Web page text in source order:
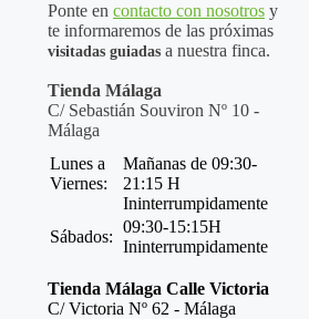
Ponte en contacto con nosotros y
te informaremos de las próximas
visitadas guiadas a nuestra finca.
Tienda Málaga
C/ Sebastián Souviron Nº 10 -
Málaga
Lunes a
Viernes:
Mañanas de 09:30-
21:15 H
Ininterrumpidamente
Sábados:
09:30-15:15H
Ininterrumpidamente
Tienda Málaga Calle Victoria
C/ Victoria Nº 62 - Málaga